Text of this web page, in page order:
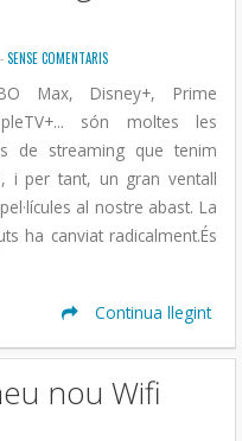
SENSE COMENTARIS
Max, Disney+, Prime
són moltes les
de streaming que tenim
i per tant, un gran ventall
al nostre abast. La
ha canviat radicalment.És
Continua llegint
nou Wifi